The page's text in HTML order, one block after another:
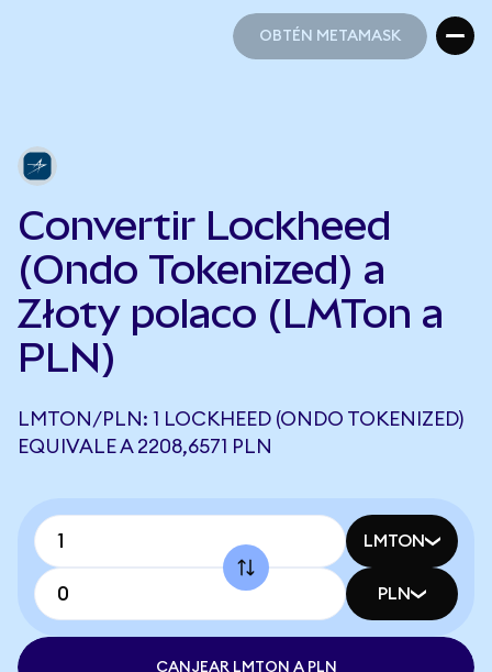
OBTÉN METAMASK
Convertir Lockheed
(Ondo Tokenized) a
Złoty polaco (LMTon a
PLN)
LMTON/PLN: 1 LOCKHEED (ONDO TOKENIZED)
EQUIVALE A 2208,6571 PLN
LMTON
PLN
CANJEAR LMTON A PLN